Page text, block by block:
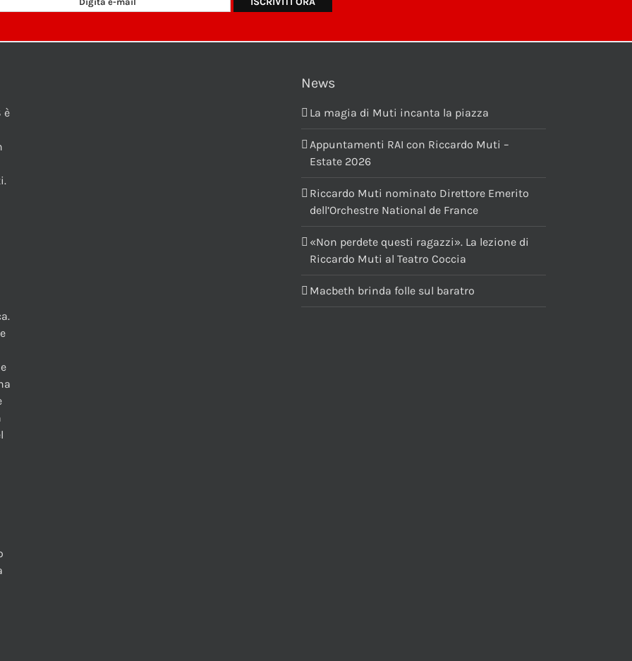
è
News
La magia di Muti incanta la piazza
Appuntamenti RAI con Riccardo Muti –
Estate 2026
Riccardo Muti nominato Direttore Emerito
dell’Orchestre National de France
«Non perdete questi ragazzi». La lezione di
Riccardo Muti al Teatro Coccia
Macbeth brinda folle sul baratro